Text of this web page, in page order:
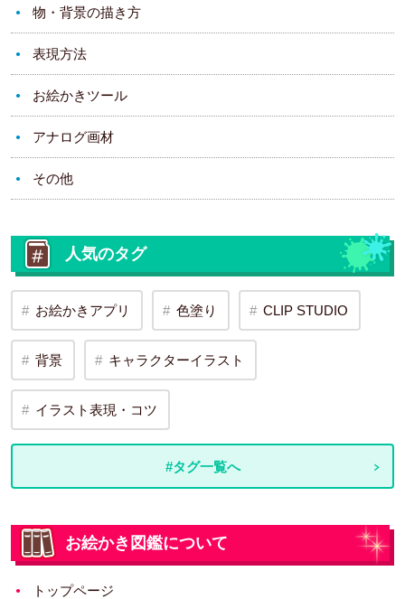
物・背景の描き方
表現方法
お絵かきツール
アナログ画材
その他
人気のタグ
お絵かきアプリ 色塗り CLIP STUDIO
背景 キャラクターイラスト
イラスト表現・コツ
#タグ一覧へ
お絵かき図鑑について
トップページ